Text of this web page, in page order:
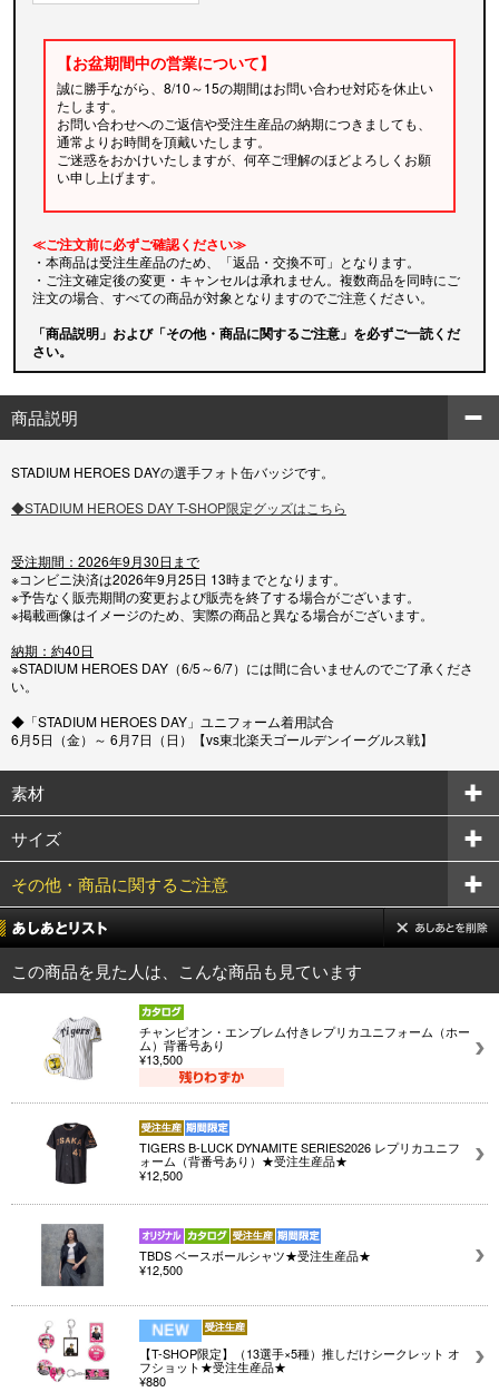
【お盆期間中の営業について】
誠に勝手ながら、8/10～15の期間はお問い合わせ対応を休止い
たします。
お問い合わせへのご返信や受注生産品の納期につきましても、
通常よりお時間を頂戴いたします。
ご迷惑をおかけいたしますが、何卒ご理解のほどよろしくお願
い申し上げます。
≪ご注文前に必ずご確認ください≫
・本商品は受注生産品のため、「返品・交換不可」となります。
・ご注文確定後の変更・キャンセルは承れません。複数商品を同時にご
注文の場合、すべての商品が対象となりますのでご注意ください。
「商品説明」および「その他・商品に関するご注意」を必ずご一読くだ
さい。
商品説明
STADIUM HEROES DAYの選手フォト缶バッジです。
◆STADIUM HEROES DAY T-SHOP限定グッズはこちら
受注期間：2026年9月30日まで
※コンビニ決済は2026年9月25日 13時までとなります。
※予告なく販売期間の変更および販売を終了する場合がございます。
※掲載画像はイメージのため、実際の商品と異なる場合がございます。
納期：約40日
※STADIUM HEROES DAY（6/5～6/7）には間に合いませんのでご了承くださ
い。
◆「STADIUM HEROES DAY」ユニフォーム着用試合
6月5日（金）～ 6月7日（日）【vs東北楽天ゴールデンイーグルス戦】
素材
サイズ
その他・商品に関するご注意
この商品を見た人は、こんな商品も見ています
チャンピオン・エンブレム付きレプリカユニフォーム（ホー
ム）背番号あり
¥13,500
TIGERS B-LUCK DYNAMITE SERIES2026 レプリカユニフ
ォーム（背番号あり）★受注生産品★
¥12,500
TBDS ベースボールシャツ★受注生産品★
¥12,500
【T-SHOP限定】（13選手×5種）推しだけシークレット オ
フショット★受注生産品★
¥880